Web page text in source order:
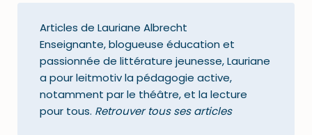
Articles de Lauriane Albrecht
Enseignante, blogueuse éducation et
passionnée de littérature jeunesse, Lauriane
a pour leitmotiv la pédagogie active,
notamment par le théâtre, et la lecture
pour tous. Retrouver tous ses articles